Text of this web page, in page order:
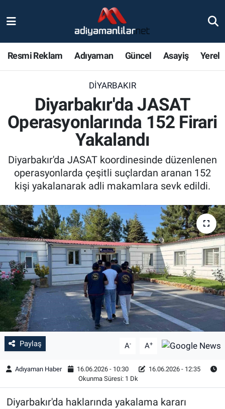
Resmi Reklam Adıyaman Güncel Asayiş Yerel
DIYARBAKIR
Diyarbakır'da JASAT
Operasyonlarında 152 Firari
Yakalandı
Diyarbakır'da JASAT koordinesinde düzenlenen
operasyonlarda çeşitli suçlardan aranan 152
kişi yakalanarak adli makamlara sevk edildi.
Paylaş A- A+
Adıyaman Haber 16.06.2026 - 10:30
16.06.2026 - 12:35
Okunma Süresi: 1 Dk
Diyarbakır'da haklarında yakalama kararı
Magazin
Bölge Haberleri
Gündem
Asayiş
Sağlık
Özel Haber
Kültür Sanat
Eğitim
Ekonomi
Yaşam
Çevre
BİLİM VE TEKNOLOJİ
Nöbetçi Eczaneler
Adiyaman Namaz Vakitleri
Trafik Durumu
Süper Lig Puan Durumu ve Fikstür
Tüm Manşetler
Son Dakika Haberleri
Haber Arşivi